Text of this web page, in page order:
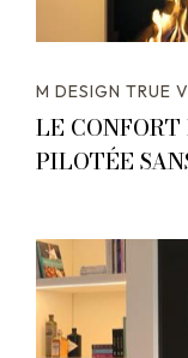
M DESIGN TRUE
LE CONFORT
PILOTÉE